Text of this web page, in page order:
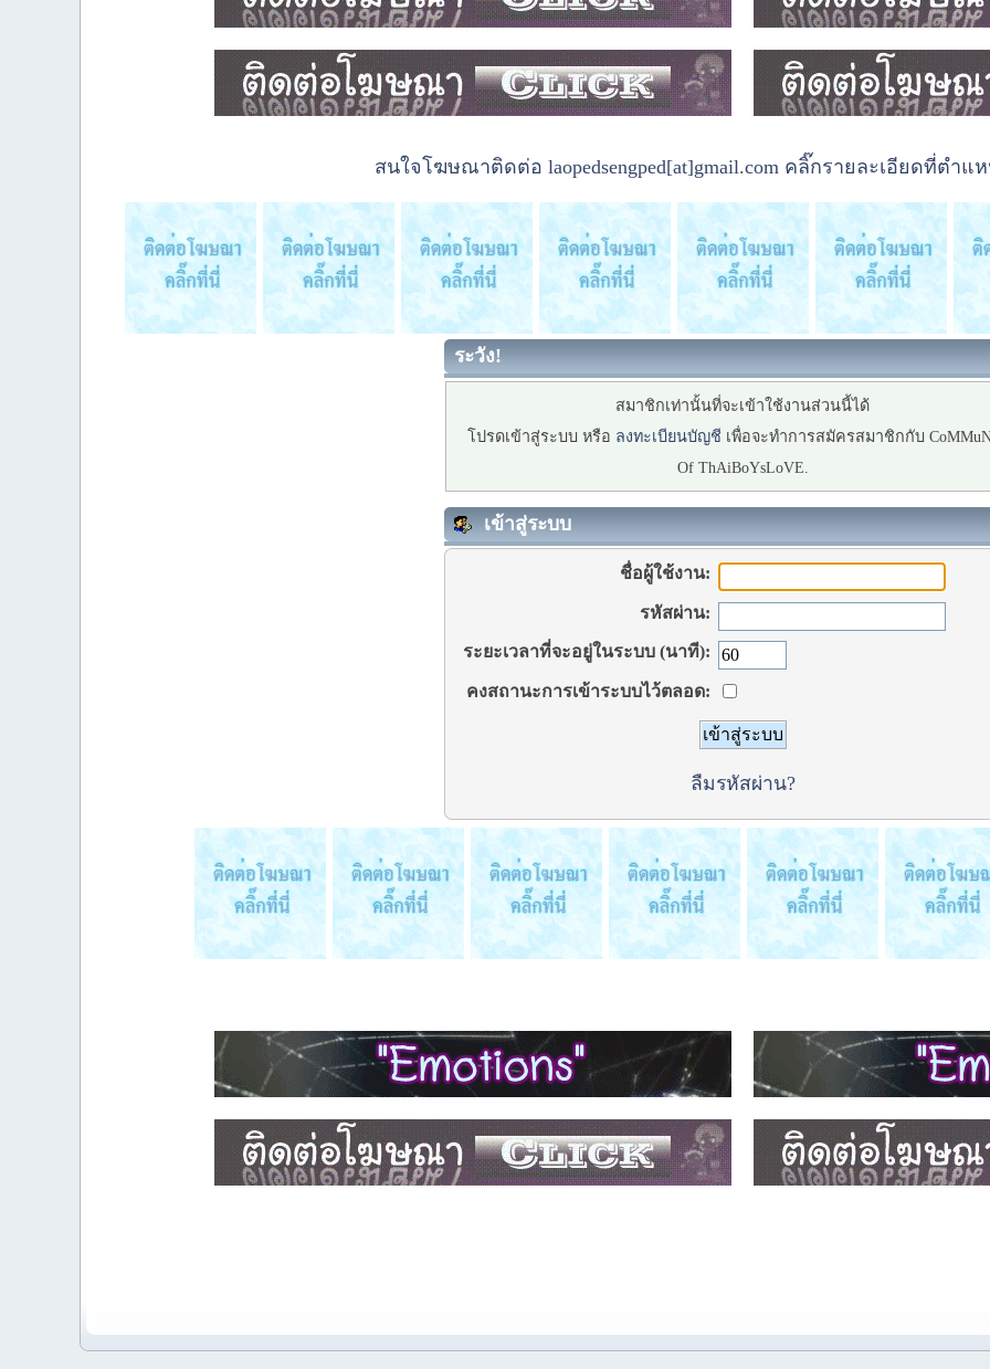
สนใจโฆษณาติดต่อ laopedsengped[at]gmail.com คลิ๊กรายละเอียดที่ตำแ
ระวัง!
สมาชิกเท่านั้นที่จะเข้าใช้งานส่วนนี้ได้
โปรดเข้าสู่ระบบ หรือ ลงทะเบียนบัญชี เพื่อจะทำการสมัครสมาชิกกับ
Of ThAiBoYsLoVE.
เข้าสู่ระบบ
ชื่อผู้ใช้งาน:
รหัสผ่าน:
ระยะเวลาที่จะอยู่ในระบบ (นาที):
คงสถานะการเข้าระบบไว้ตลอด:
ลืมรหัสผ่าน?